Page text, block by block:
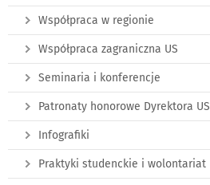
Współpraca w regionie
Współpraca zagraniczna US
Seminaria i konferencje
Patronaty honorowe Dyrektora US
Infografiki
Praktyki studenckie i wolontariat